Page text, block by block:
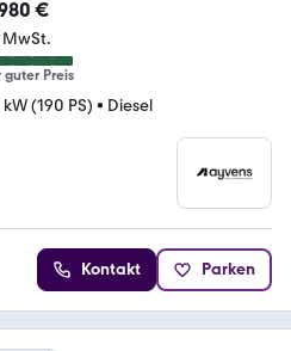
€
MwSt.
guter Preis
(190 PS) • Diesel
Kontakt Parken